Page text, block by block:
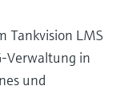
Tankvision LMS
Verwaltung in
und